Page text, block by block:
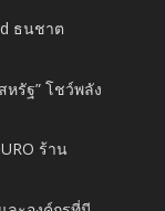
ธนชาต
หรัฐ” โชว์พลัง
ร้าน